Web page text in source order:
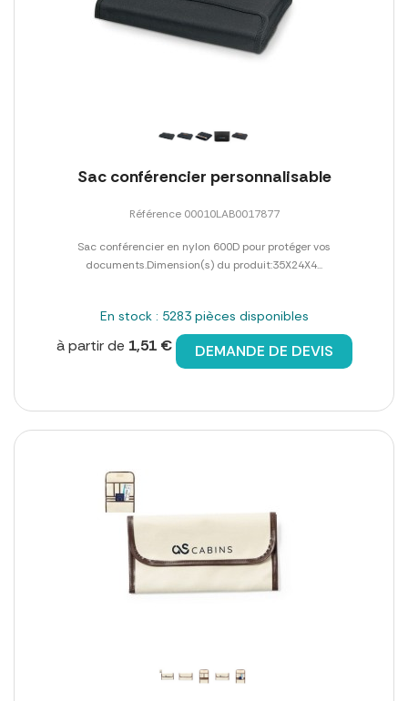
Sac conférencier personnalisable
Référence 00010LAB0017877
Sac conférencier en nylon 600D pour protéger vos
documents.Dimension(s) du produit:35X24X4...
En stock : 5283 pièces disponibles
à partir de 1,51 € DEMANDE DE DEVIS